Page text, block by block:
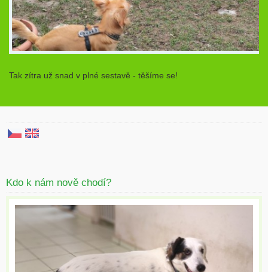
Tak zítra už snad v plné sestavě - těšíme se!
Kdo k nám nově chodí?